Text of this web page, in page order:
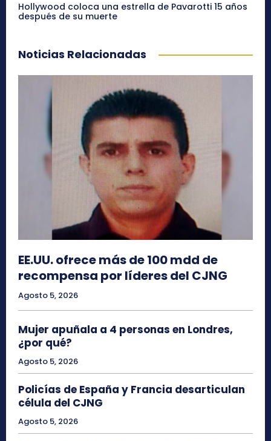
Hollywood coloca una estrella de Pavarotti 15 años
después de su muerte
Noticias Relacionadas
EE.UU. ofrece más de 100 mdd de
recompensa por líderes del CJNG
Agosto 5, 2026
Mujer apuñala a 4 personas en Londres,
¿por qué?
Agosto 5, 2026
Policías de España y Francia desarticulan
célula del CJNG
Agosto 5, 2026